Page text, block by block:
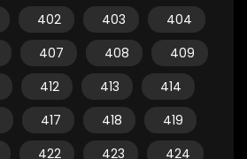
402 403
404
407 408
409
412 413
414
417 418
419
422 423 424